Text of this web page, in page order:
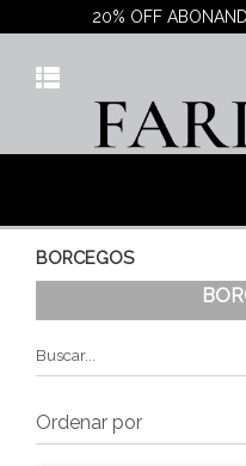
20% OFF
BORCEGOS